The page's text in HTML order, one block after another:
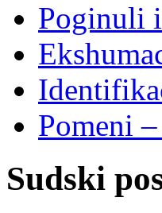
Poginuli
Pomeni
Sudski